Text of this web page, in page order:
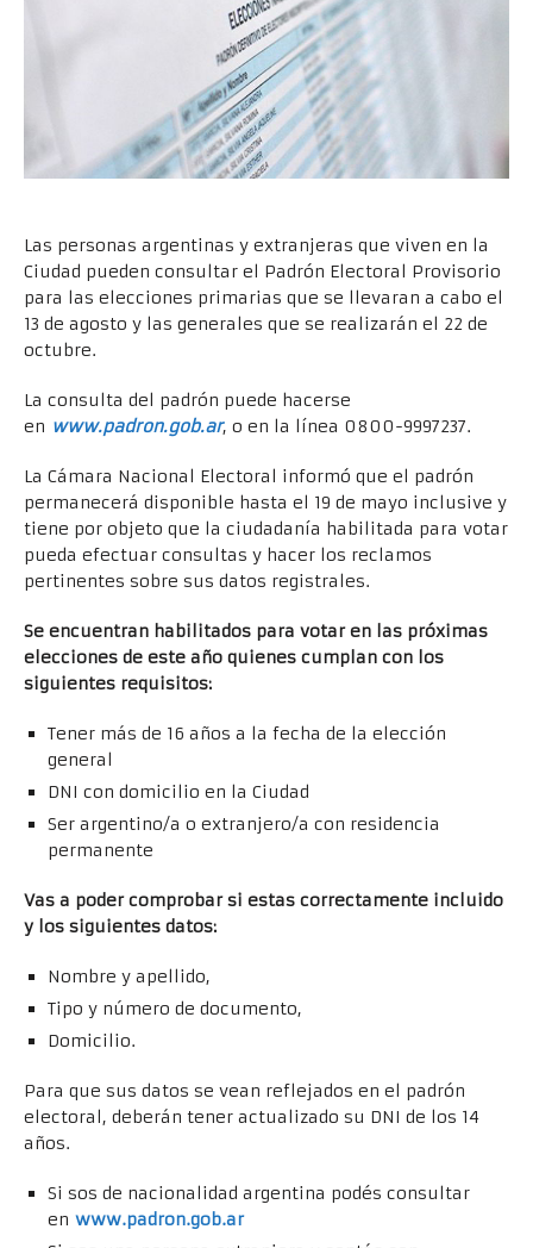
Las personas argentinas y extranjeras que viven en la
Ciudad pueden consultar el Padrón Electoral Provisorio
para las elecciones primarias que se llevaran a cabo el
13 de agosto y las generales que se realizarán el 22 de
octubre.
La consulta del padrón puede hacerse
en www.padron.gob.ar, o en la línea 0800-9997237.
La Cámara Nacional Electoral informó que el padrón
permanecerá disponible hasta el 19 de mayo inclusive y
tiene por objeto que la ciudadanía habilitada para votar
pueda efectuar consultas y hacer los reclamos
pertinentes sobre sus datos registrales.
Se encuentran habilitados para votar en las próximas
elecciones de este año quienes cumplan con los
siguientes requisitos:
Tener más de 16 años a la fecha de la elección
general
DNI con domicilio en la Ciudad
Ser argentino/a o extranjero/a con residencia
permanente
Vas a poder comprobar si estas correctamente incluido
y los siguientes datos:
Nombre y apellido,
Tipo y número de documento,
Domicilio.
Para que sus datos se vean reflejados en el padrón
electoral, deberán tener actualizado su DNI de los 14
años.
Si sos de nacionalidad argentina podés consultar
en www.padron.gob.ar